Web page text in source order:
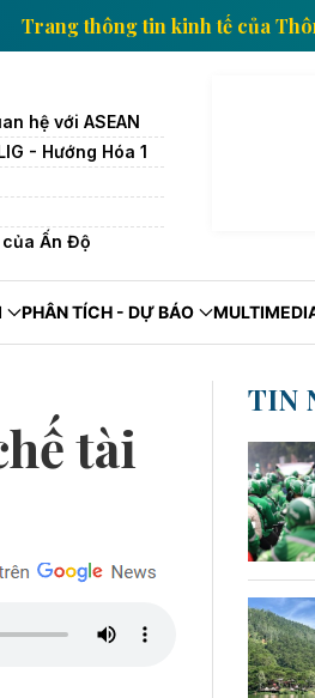
Trang thông tin kinh
hệ với ASEAN
- Hướng Hóa 1
của Ấn Độ
PHÂN TÍCH - DỰ BÁO
tài
TIN